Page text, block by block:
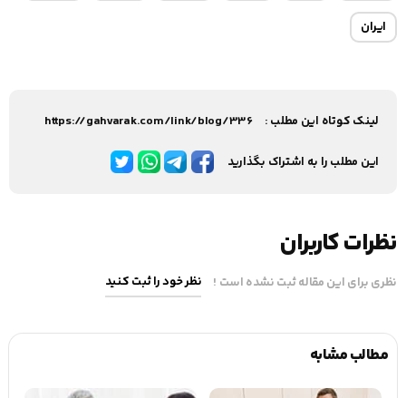
ایران
لینک کوتاه این مطلب : https://gahvarak.com/link/blog/336
این مطلب را به اشتراک بگذارید
نظرات کاربران
نظری برای این مقاله ثبت نشده است ! نظر خود را ثبت کنید
مطالب مشابه